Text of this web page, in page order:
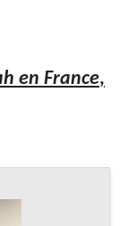
en France,